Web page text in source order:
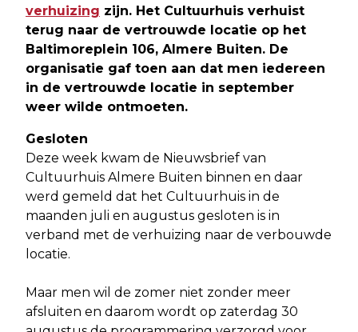
verhuizing zijn. Het Cultuurhuis verhuist
terug naar de vertrouwde locatie op het
Baltimoreplein 106, Almere Buiten. De
organisatie gaf toen aan dat men iedereen
in de vertrouwde locatie in september
weer wilde ontmoeten.
Gesloten
Deze week kwam de Nieuwsbrief van
Cultuurhuis Almere Buiten binnen en daar
werd gemeld dat het Cultuurhuis in de
maanden juli en augustus gesloten is in
verband met de verhuizing naar de verbouwde
locatie.
Maar men wil de zomer niet zonder meer
afsluiten en daarom wordt op zaterdag 30